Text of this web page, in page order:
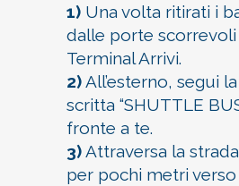
1) Una volta ritirati i
dalle porte
Terminal Arrivi.
2)All’esterno, segui
scritta “SHUTTLE
fronte a te.
3)Attraversa la
per pochi metri